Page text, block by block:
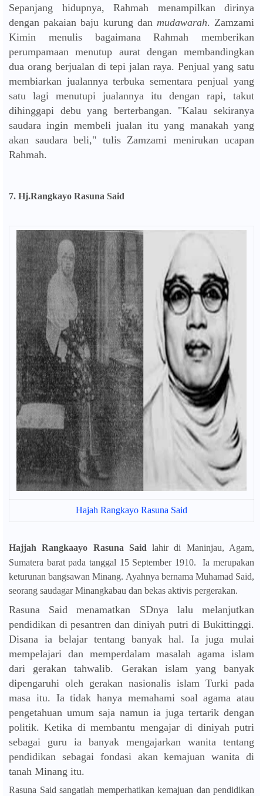
Sepanjang hidupnya, Rahmah menampilkan dirinya
dengan pakaian baju kurung dan mudawarah. Zamzami
Kimin menulis bagaimana Rahmah memberikan
perumpamaan menutup aurat dengan membandingkan
dua orang berjualan di tepi jalan raya. Penjual yang satu
membiarkan jualannya terbuka sementara penjual yang
satu lagi menutupi jualannya itu dengan rapi, takut
dihinggapi debu yang berterbangan. "Kalau sekiranya
saudara ingin membeli jualan itu yang manakah yang
akan saudara beli," tulis Zamzami menirukan ucapan
Rahmah.
7. Hj.Rangkayo Rasuna Said
Hajah Rangkayo Rasuna Said
Hajjah Rangkaayo Rasuna Said lahir di Maninjau, Agam,
Sumatera barat pada tanggal 15 September 1910.
Ia merupakan
keturunan bangsawan Minang. Ayahnya bernama Muhamad Said,
seorang saudagar Minangkabau dan bekas aktivis pergerakan.
Rasuna Said menamatkan SDnya lalu melanjutkan
pendidikan di pesantren dan diniyah putri di Bukittinggi.
Disana ia belajar tentang banyak hal. Ia juga mulai
mempelajari dan memperdalam masalah agama islam
dari gerakan tahwalib. Gerakan islam yang banyak
dipengaruhi oleh gerakan nasionalis islam Turki pada
masa itu. Ia tidak hanya memahami soal agama atau
pengetahuan umum saja namun ia juga tertarik dengan
politik. Ketika di membantu mengajar di diniyah putri
sebagai guru ia banyak mengajarkan wanita tentang
pendidikan sebagai fondasi akan kemajuan wanita di
tanah Minang itu.
Rasuna Said sangatlah memperhatikan kemajuan dan pendidikan